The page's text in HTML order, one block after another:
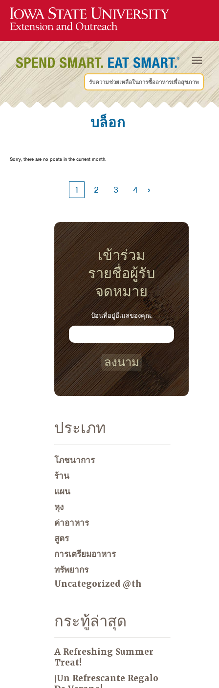
รับความช่วยเหลือในการซื้ออาหารเพื่อสุขภาพ
บล็อก
Sorry, there are no posts in the current month.
1 2 3 4 ›
เข้าร่วม
รายชื่อผู้รับ
จดหมาย
ป้อนที่อยู่อีเมลของคุณ:
ลงนาม
ประเภท
โภชนาการ
ร้าน
แผน
หุง
ค่าอาหาร
สูตร
การเตรียมอาหาร
ทรัพยากร
Uncategorized @th
กระทู้ล่าสุด
A Refreshing Summer
Treat!
¡Un Refrescante Regalo